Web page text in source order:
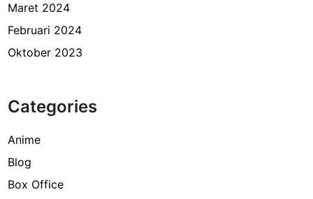
Maret 2024
Februari 2024
Oktober 2023
Categories
Anime
Blog
Box Office